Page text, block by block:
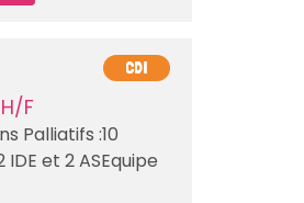
CDI
F
Palliatifs :10
et 2 ASEquipe